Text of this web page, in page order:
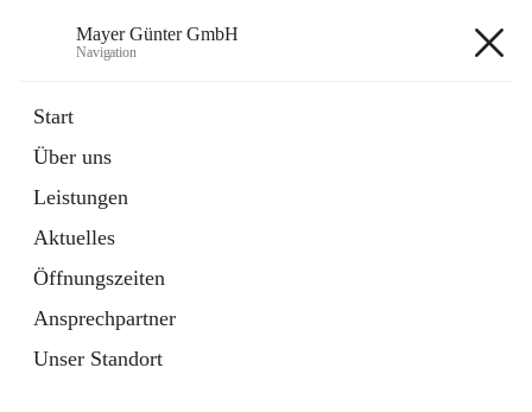
Mayer Günter GmbH
Navigation
Start
Über uns
Leistungen
Aktuelles
Öffnungszeiten
Ansprechpartner
Unser Standort
Artikel
in
Tab
TRANSPORTE
Artikel
öffnet
in
neuem
Tab